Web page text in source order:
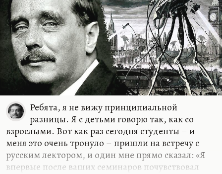
буквально…
Ребята, я не вижу принципиальной
разницы. Я с детьми говорю так, как со
взрослыми. Вот как раз сегодня студенты – и
меня это очень тронуло – пришли на встречу с
русским лектором, и один мне прямо сказал: «Я
впервые после ваших семинаров почувствовал